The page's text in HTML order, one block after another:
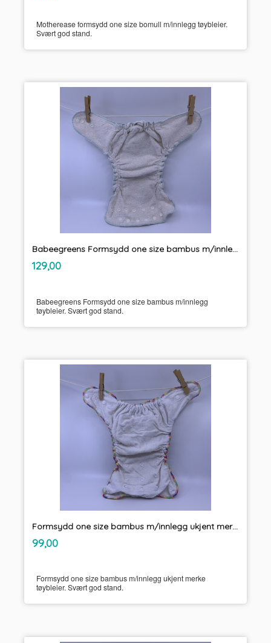
Motherease formsydd one size bomull m/innlegg tøybleier.
Svært god stand.
Babeegreens Formsydd one size bambus m/innlegg tøybleier
Pris
129,00mva.
Babeegreens Formsydd one size bambus m/innlegg
tøybleier. Svært god stand.
Formsydd one size bambus m/innlegg ukjent merke tøybleier
Pris
99,00mva.
Formsydd one size bambus m/innlegg ukjent merke
tøybleier. Svært god stand.